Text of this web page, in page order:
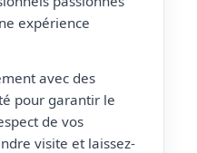
expérience
avec des
pour garantir le
de vos
visite et laissez-